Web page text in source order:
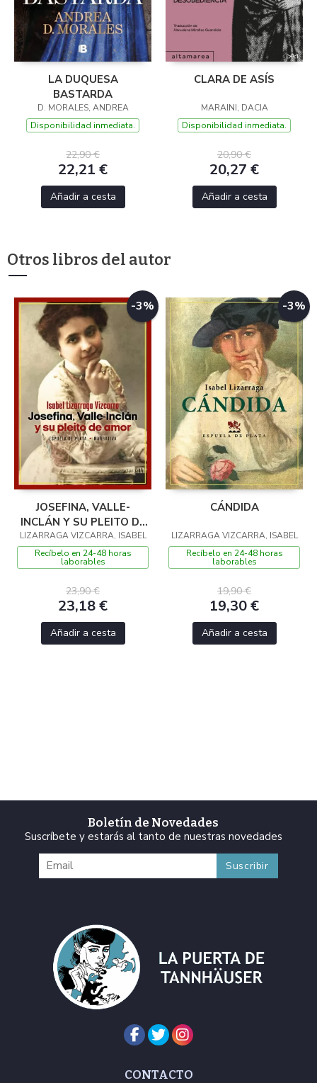
LA DUQUESA
BASTARDA
D. MORALES, ANDREA
Disponibilidad inmediata.
22,90 €
22,21 €
Añadir a cesta
CLARA DE ASÍS
MARAINI, DACIA
Disponibilidad inmediata.
20,90 €
20,27 €
Añadir a cesta
Otros libros del autor
-3%
JOSEFINA, VALLE-
INCLÁN Y SU PLEITO DE
AMOR
LIZARRAGA VIZCARRA, ISABEL
Recíbelo en 24-48 horas
laborables
23,90 €
23,18 €
Añadir a cesta
-3%
CÁNDIDA
LIZARRAGA VIZCARRA, ISABEL
Recíbelo en 24-48 horas
laborables
19,90 €
19,30 €
Añadir a cesta
Boletín de Novedades
Suscríbete y estarás al tanto de nuestras novedades
CONTACTO